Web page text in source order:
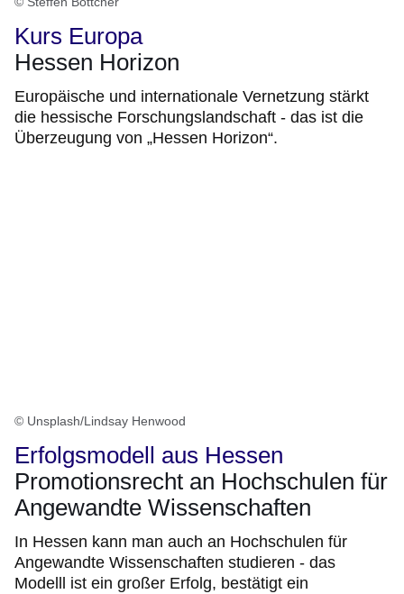
Kurs Europa
Hessen Horizon
Europäische und internationale Vernetzung stärkt
die hessische Forschungslandschaft - das ist die
Überzeugung von „Hessen Horizon“.
© Unsplash/Lindsay Henwood
Erfolgsmodell aus Hessen
Promotionsrecht an Hochschulen für
Angewandte Wissenschaften
In Hessen kann man auch an Hochschulen für
Angewandte Wissenschaften studieren - das
Modelll ist ein großer Erfolg, bestätigt ein